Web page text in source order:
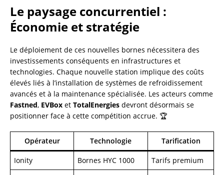
Le paysage concurrentiel :
Économie et stratégie
Le déploiement de ces nouvelles bornes nécessitera des
investissements conséquents en infrastructures et
technologies. Chaque nouvelle station implique des coûts
élevés liés à l’installation de systèmes de refroidissement
avancés et à la maintenance spécialisée. Les acteurs comme
Fastned, EVBox et TotalEnergies devront désormais se
positionner face à cette compétition accrue. 🏆
Opérateur Technologie Tarification
Ionity Bornes HYC 1000
Tarifs premium